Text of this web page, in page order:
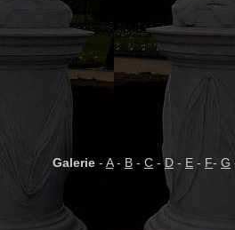
Galerie - A- B - C -D - E - F- G